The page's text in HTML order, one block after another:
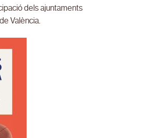
dels ajuntaments
València.